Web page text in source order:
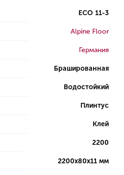
ECO 11-3
Alpine Floor
Германия
Брашированная
Водостойкий
Плинтус
Клей
2200
2200х80х11 мм